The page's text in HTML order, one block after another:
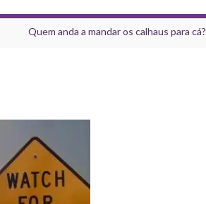
Quem anda a mandar os calhaus para cá?